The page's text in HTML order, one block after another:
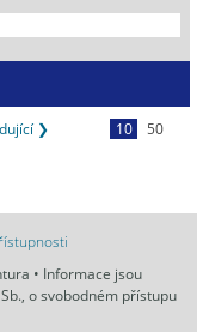
❯ 10
50
• Informace jsou
o svobodném přístupu